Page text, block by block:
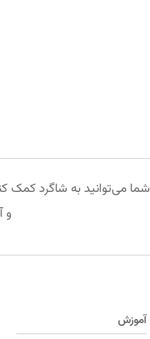
شما می‌توانید به شاگرد کمک
و